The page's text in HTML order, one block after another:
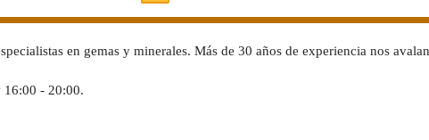
COMPRAR
en gemas y minerales. Más de 30 años de experiencia nos
16:00 - 20:00.